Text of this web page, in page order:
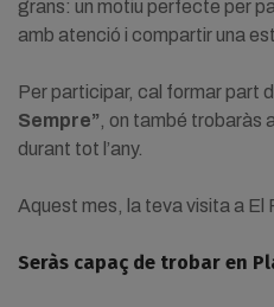
grans: un motiu perfecte per
amb atenció i compartir una
Per participar, cal formar part
Sempre” , on també
durant tot l’any.
Aquest mes, la teva visita a El
Seràs capaç de trobar en